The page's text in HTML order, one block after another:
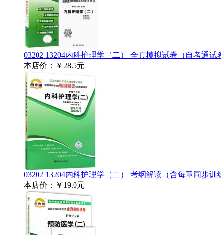
03202 13204内科护理学（二） 全真模拟试卷（自考通试
本店价：
￥28.5元
03202 13204内科护理学（二） 考纲解读（含每章同步训
本店价：
￥19.0元